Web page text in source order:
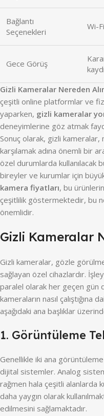
Bağlantı
Seçenekleri
Wi-
Gece Görüş
Gizli Kameralar Nereden
çeşitli online platformlar ve
yaparken, gizli kameralar
deneyimlerine göz atmak
Sonuç olarak, gizli kameralar,
karşılamak adına önemli bir
özel durumlarda kullanılacak
bireyler ve kurumlar için
kamera fiyatları, bu
çeşitlilik göstermektedir, bu
önemlidir.
Gizli Kameralar
Gizli kameralar, gözle
sağlayan özel cihazlardır.
paralel olarak her geçen gün
kameraların nasıl çalıştığına
aşağıdaki ana başlıklar
1. Görüntüleme
Genellikle iki ana
dijital sistemler. Analog
rağmen hala çeşitli alanlarda
daha yaygın olarak
edilmesini sağlamaktadır.